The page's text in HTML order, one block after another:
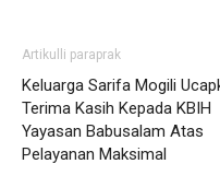
Artikulli paraprak
Keluarga Sarifa Mogili
Terima Kasih Kepada KBIH
Yayasan Babusalam Atas
Pelayanan Maksimal